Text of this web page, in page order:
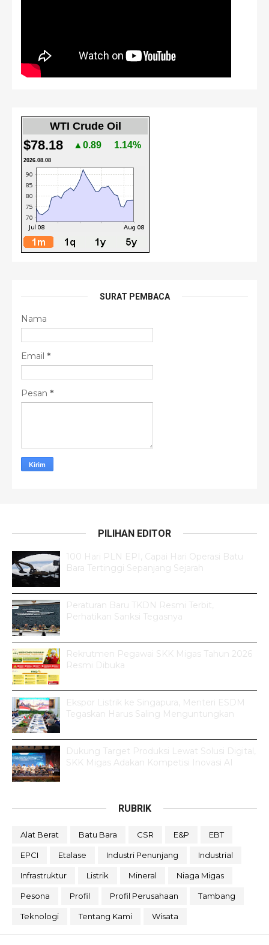
WTI Crude Oil
$78.18 ▲0.89 1.14%
2026.08.08
SURAT PEMBACA
Nama
Email *
Pesan *
PILIHAN EDITOR
100 Hari PLN EPI, Capai Hari Operasi Batu
Bara Tertinggi Sepanjang Sejarah
Peraturan Baru TKDN Resmi Terbit,
Perhatikan Sanksi Tegasnya
Rekrutmen Pegawai SKK Migas Tahun 2026
Resmi Dibuka
Ekspor Listrik ke Singapura, Menteri ESDM
Tegaskan Harus Saling Menguntungkan
Dukung Target Produksi Lewat Solusi Digital,
SKK Migas Adakan Kompetisi Inovasi AI
RUBRIK
Alat Berat Batu Bara CSR E&P EBT
EPCI Etalase Industri Penunjang Industrial
Infrastruktur Listrik Mineral Niaga Migas
Pesona Profil Profil Perusahaan Tambang
Teknologi Tentang Kami Wisata